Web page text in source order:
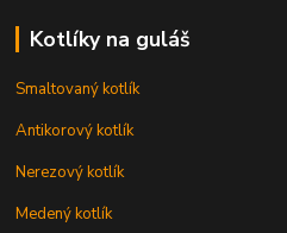
Kotlíky na guláš
Smaltovaný kotlík
Antikorový kotlík
Nerezový kotlík
Medený kotlík